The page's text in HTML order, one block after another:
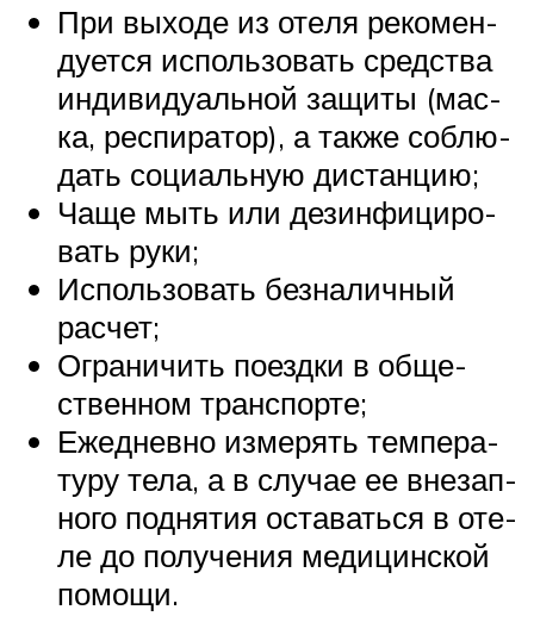
При выхо­де из оте­ля реко­мен­
ду­ет­ся исполь­зо­вать сред­ства
инди­ви­ду­аль­ной защи­ты (мас­
ка, респи­ра­тор), а так­же соблю­
дать соци­аль­ную дистанцию;
Чаще мыть или дез­ин­фи­ци­ро­
вать руки;
Исполь­зо­вать без­на­лич­ный
расчет;
Огра­ни­чить поезд­ки в обще­
ствен­ном транспорте;
Еже­днев­но изме­рять тем­пе­ра­
ту­ру тела, а в слу­чае ее вне­зап­
но­го под­ня­тия оста­вать­ся в оте­
ле до полу­че­ния меди­цин­ской
помощи.